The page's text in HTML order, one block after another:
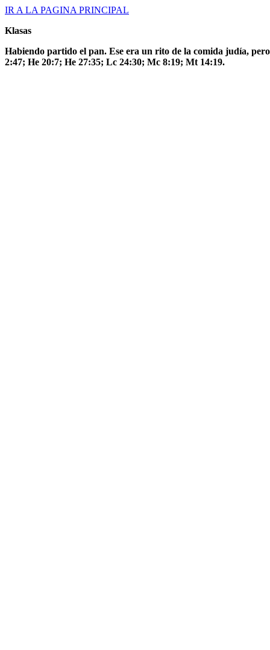
IR A LA PAGINA PRINCIPAL
Klasas
Habiendo partido el pan. Ese era un rito de la comida judía,
2:47; He 20:7; He 27:35; Lc 24:30; Mc 8:19; Mt 14:19.